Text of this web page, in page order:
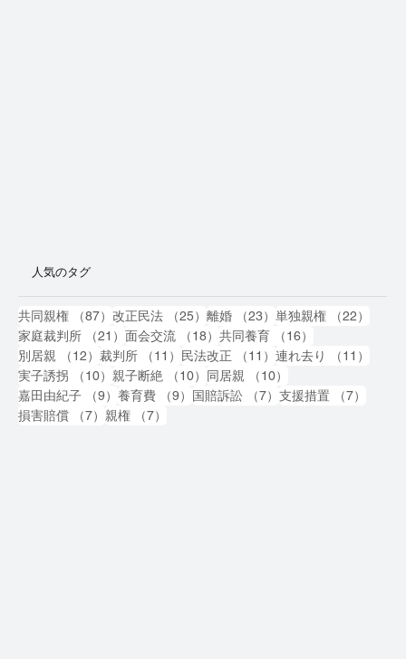
人気のタグ
共同親権 （87） 87件の記事
改正民法 （25） 25件の記事
離婚 （23） 23件の記事
単独親権 （22）
家庭裁判所
（21） 21件の記事
面会交流 （18） 18件の記事
共同養育 （16）
別居親
（12） 12件の記事
裁判所 （11） 11件の記事
民法改正 （11） 11件の記事
連れ去り （11）
実子誘拐
（10） 10件の記事
親子断絶 （10） 10件の記事
同居親 （10）
嘉田由紀子
（9） 9件の記事
養育費 （9） 9件の記事
国賠訴訟 （7） 7件の記事
支援措置 （7）
損害賠償
（7） 7件の記事
親権 （7）